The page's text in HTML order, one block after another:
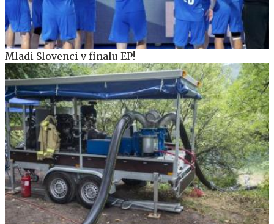
Mladi Slovenci v finalu EP!